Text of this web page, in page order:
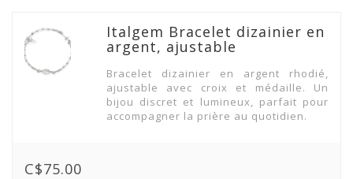
Italgem Bracelet dizainier en
argent, ajustable
Bracelet dizainier en argent rhodié,
ajustable avec croix et médaille. Un
bijou discret et lumineux, parfait pour
accompagner la prière au quotidien.
C$75.00